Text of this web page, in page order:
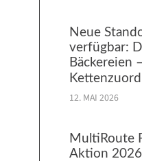
Neue
verfügbar:
Bäckereien
12. MAI 2026
MultiRoute
Aktion